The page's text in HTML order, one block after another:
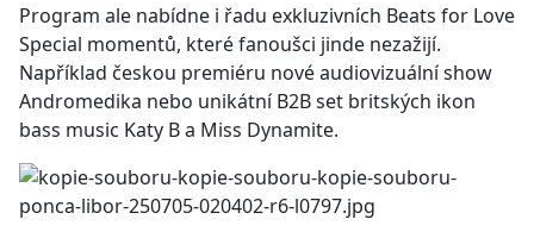
Program ale nabídne i řadu exkluzivních Beats for Love
Special momentů, které fanoušci jinde nezažijí.
Například českou premiéru nové audiovizuální show
Andromedika nebo unikátní B2B set britských ikon
bass music Katy B a Miss Dynamite.